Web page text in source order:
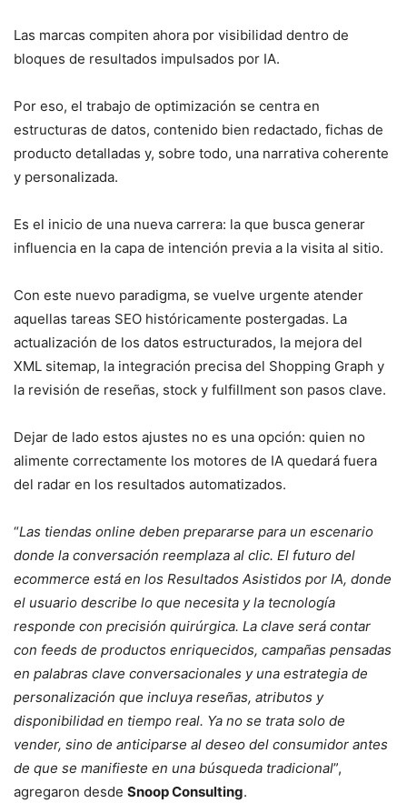
Las marcas compiten ahora por visibilidad dentro de
bloques de resultados impulsados por IA.
Por eso, el trabajo de optimización se centra en
estructuras de datos, contenido bien redactado, fichas de
producto detalladas y, sobre todo, una narrativa coherente
y personalizada.
Es el inicio de una nueva carrera: la que busca generar
influencia en la capa de intención previa a la visita al sitio.
Con este nuevo paradigma, se vuelve urgente atender
aquellas tareas SEO históricamente postergadas. La
actualización de los datos estructurados, la mejora del
XML sitemap, la integración precisa del Shopping Graph y
la revisión de reseñas, stock y fulfillment son pasos clave.
Dejar de lado estos ajustes no es una opción: quien no
alimente correctamente los motores de IA quedará fuera
del radar en los resultados automatizados.
“Las tiendas online deben prepararse para un escenario
donde la conversación reemplaza al clic. El futuro del
ecommerce está en los Resultados Asistidos por IA, donde
el usuario describe lo que necesita y la tecnología
responde con precisión quirúrgica. La clave será contar
con feeds de productos enriquecidos, campañas pensadas
en palabras clave conversacionales y una estrategia de
personalización que incluya reseñas, atributos y
disponibilidad en tiempo real. Ya no se trata solo de
vender, sino de anticiparse al deseo del consumidor antes
de que se manifieste en una búsqueda tradicional”,
agregaron desde Snoop Consulting.